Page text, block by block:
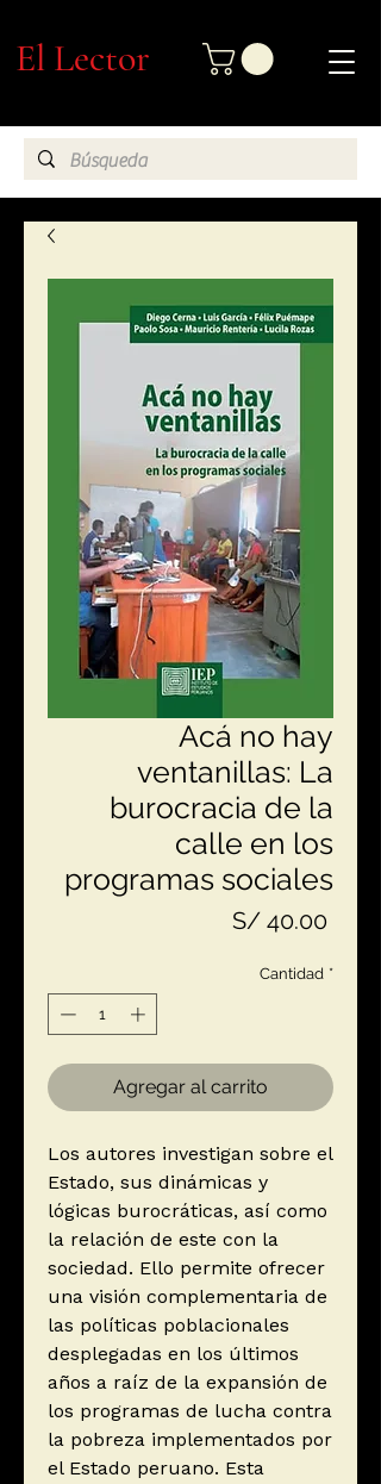
El Lector
Acá no hay
ventanillas: La
burocracia de la
calle en los
programas sociales
S/ 40.00Precio
Cantidad *
Agregar al carrito
Los autores investigan sobre el
Estado, sus dinámicas y
lógicas burocráticas, así como
la relación de este con la
sociedad. Ello permite ofrecer
una visión complementaria de
las políticas poblacionales
desplegadas en los últimos
años a raíz de la expansión de
los programas de lucha contra
la pobreza implementados por
el Estado peruano. Esta